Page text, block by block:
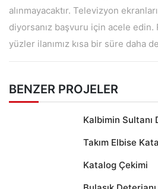
alınmayacaktır. Televizyon
diyorsanız başvuru için acele
yüzler ilanımız kısa bir süre daha
BENZER PROJELER
Kalbimin Sultanı
Takım Elbise
Katalog Çekimi